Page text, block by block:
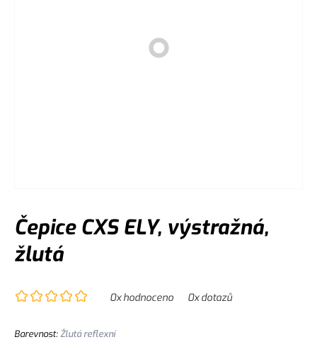
Čepice CXS ELY, výstražná,
žlutá
0x hodnoceno 0x dotazů
Barevnost:Žlutá reflexní